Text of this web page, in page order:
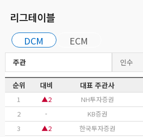
리그테이블
DCM ECM
주관 인수
순위 대비 대표 주관사
1 ▲2 NH투자증권
2
- KB증권
3
▲2 한국투자증권